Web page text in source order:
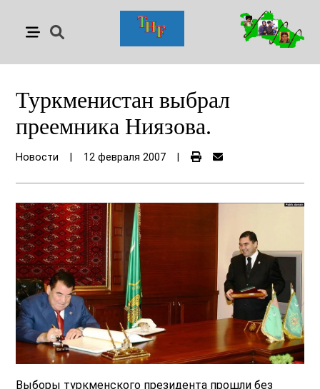
Туркменистан выбрал
преемника Ниязова.
Новости 12 февраля 2007
Выборы туркменского президента прошли без